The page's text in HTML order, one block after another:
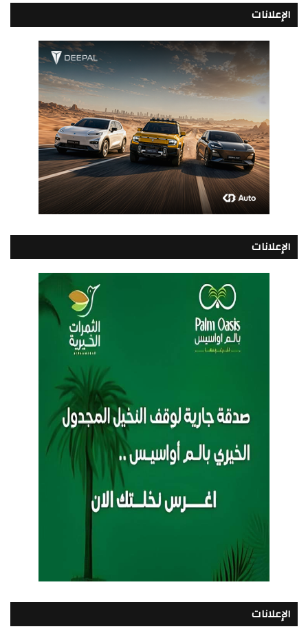
الإعلانات
الإعلانات
الإعلانات